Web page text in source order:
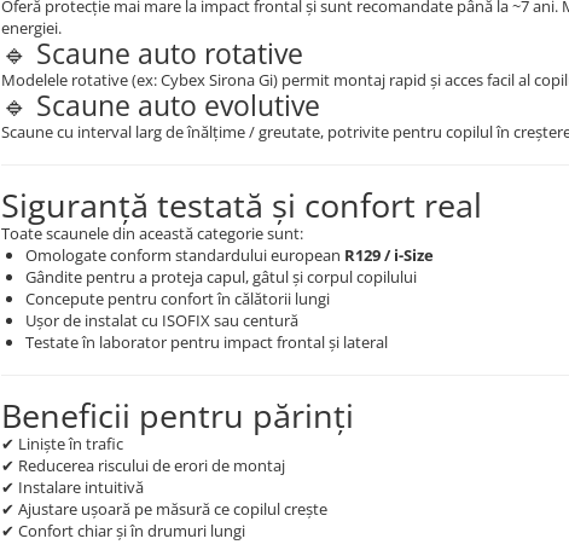
Oferă protecție mai mare la impact frontal și sunt recomandate până la ~7
energiei.
🔹 Scaune auto rotative
Modelele rotative (ex: Cybex Sirona Gi) permit montaj rapid și acces facil al
🔹 Scaune auto evolutive
Scaune cu interval larg de înălțime / greutate, potrivite pentru copilul în
Siguranță testată și confort real
Toate scaunele din această categorie sunt:
Omologate conform standardului european R129 / i-Size
Gândite pentru a proteja capul, gâtul și corpul copilului
Concepute pentru confort în călătorii lungi
Ușor de instalat cu ISOFIX sau centură
Testate în laborator pentru impact frontal și lateral
Beneficii pentru părinți
✔ Liniște în trafic
✔ Reducerea riscului de erori de montaj
✔ Instalare intuitivă
✔ Ajustare ușoară pe măsură ce copilul crește
✔ Confort chiar și în drumuri lungi